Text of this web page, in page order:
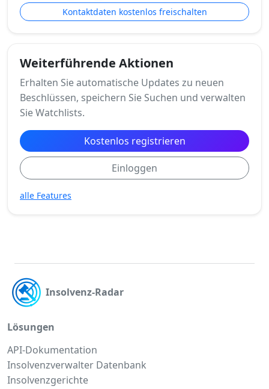
Kontaktdaten kostenlos freischalten
Weiterführende Aktionen
Erhalten Sie automatische Updates zu neuen
Beschlüssen, speichern Sie Suchen und verwalten
Sie Watchlists.
Kostenlos registrieren
Einloggen
alle Features
Insolvenz-Radar
Lösungen
API-Dokumentation
Insolvenzverwalter Datenbank
Insolvenzgerichte